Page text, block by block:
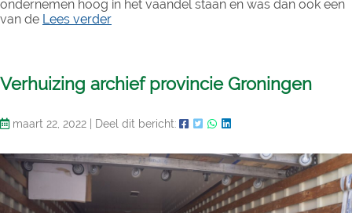
ondernemen hoog in het vaandel staan en was dan ook een
van de Lees verder
Verhuizing archief provincie Groningen
maart 22, 2022 Deel dit bericht: